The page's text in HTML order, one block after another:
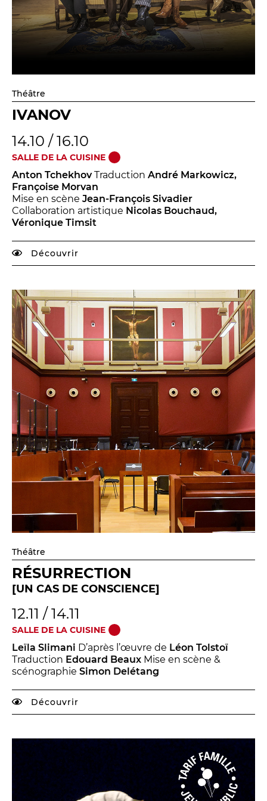
Relais
En famille
Étudiant
Entre amis, entre collègues
Acteur des secteurs social,
médical et judiciaire
PRATIQUEZ...
Nissa Slam
Le Lab'Oratoire[cours d’oralité]
À Voix haute ·cours [8-14 ans]
Lettres à... [8 eédition]
Les Spectacles itinérants
Moulins en scène
Autour des spectacles
Visites
INFOS PRATIQUES
NOS SALLES
LES FRANCISCAINS
BILLETTERIE
Accueil & horaires
Tarifs, abonnements & places à l’unité
Brochure interactive
Entre spectateurs
Théâtre
IVANOV
14.10 / 16.10
SALLE DE LA CUISINE
Anton TchekhovTraduction André Markowicz,
Françoise Morvan
Mise en scène Jean-François Sivadier
Collaboration artistique Nicolas Bouchaud,
Véronique Timsit
Découvrir
Théâtre
RÉSURRECTION
[UN CAS DE CONSCIENCE]
12.11 / 14.11
SALLE DE LA CUISINE
Leïla Slimani D’après l’œuvre de Léon Tolstoï
Traduction Edouard Beaux Mise en scène &
scénographie Simon Delétang
Découvrir